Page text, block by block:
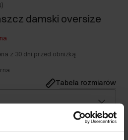
damski oversize
z 30 dni przed obniżką
Tabela rozmiarów
cm wzrostu i nosi rozmiar S.